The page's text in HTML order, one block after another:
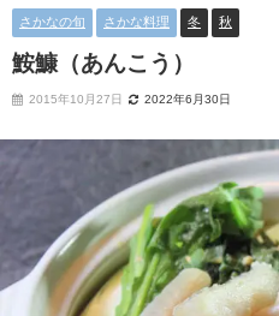
さかなの旬 さかな料理 冬 秋
鮟鱇（あんこう）
2015年10月27日 2022年6月30日